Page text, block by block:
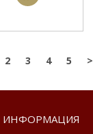
2 3 4 5 >
ИНФОРМАЦИЯ